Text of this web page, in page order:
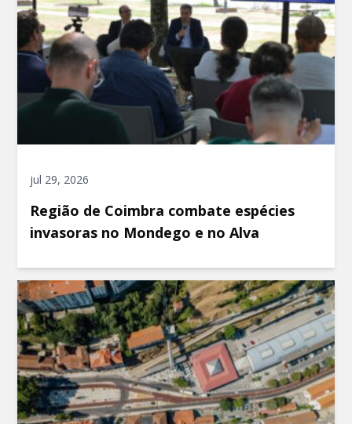
jul 29, 2026
Região de Coimbra combate espécies
invasoras no Mondego e no Alva